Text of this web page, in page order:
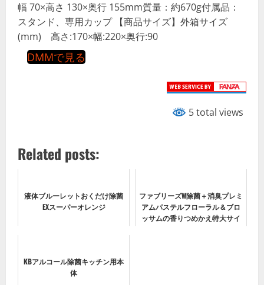
幅 70×高さ 130×奥行 155mm質量：約670g付属品：
スタンド、専用カップ 【商品サイズ】外箱サイズ
(mm) 高さ:170×幅:220×奥行:90
DMMで見る
5 total views
Related posts:
液体ブルーレットおくだけ除菌
EXスーパーオレンジ
ファブリーズW除菌＋消臭プレミ
アムパステルフローラル＆ブロ
ッサムの香りつめかえ特大サイ
KBアルコール除菌キッチン用本
体